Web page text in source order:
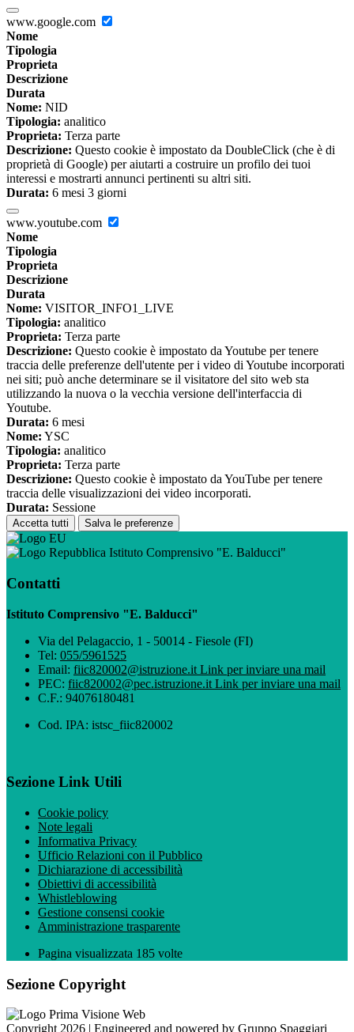
www.google.com
Nome
Tipologia
Proprieta
Descrizione
Durata
Nome: NID
Tipologia: analitico
Proprieta: Terza parte
Descrizione: Questo cookie è impostato da DoubleClick (che è di
proprietà di Google) per aiutarti a costruire un profilo dei tuoi
interessi e mostrarti annunci pertinenti su altri siti.
Durata: 6 mesi 3 giorni
www.youtube.com
Nome
Tipologia
Proprieta
Descrizione
Durata
Nome: VISITOR_INFO1_LIVE
Tipologia: analitico
Proprieta: Terza parte
Descrizione: Questo cookie è impostato da Youtube per tenere
traccia delle preferenze dell'utente per i video di Youtube incorporati
nei siti; può anche determinare se il visitatore del sito web sta
utilizzando la nuova o la vecchia versione dell'interfaccia di
Youtube.
Durata: 6 mesi
Nome: YSC
Tipologia: analitico
Proprieta: Terza parte
Descrizione: Questo cookie è impostato da YouTube per tenere
traccia delle visualizzazioni dei video incorporati.
Durata: Sessione
Accetta tutti Salva le preferenze
Istituto Comprensivo "E. Balducci"
Contatti
Istituto Comprensivo "E. Balducci"
Via del Pelagaccio, 1 - 50014 - Fiesole (FI)
Tel: 055/5961525
Email: fiic820002@istruzione.it Link per inviare una mail
PEC: fiic820002@pec.istruzione.it Link per inviare una mail
C.F.: 94076180481
Cod. IPA: istsc_fiic820002
Sezione Link Utili
Cookie policy
Note legali
Informativa Privacy
Ufficio Relazioni con il Pubblico
Dichiarazione di accessibilità
Obiettivi di accessibilità
Whistleblowing
Gestione consensi cookie
Amministrazione trasparente
Pagina visualizzata 185 volte
Sezione Copyright
Copyright 2026 | Engineered and powered by Gruppo Spaggiari